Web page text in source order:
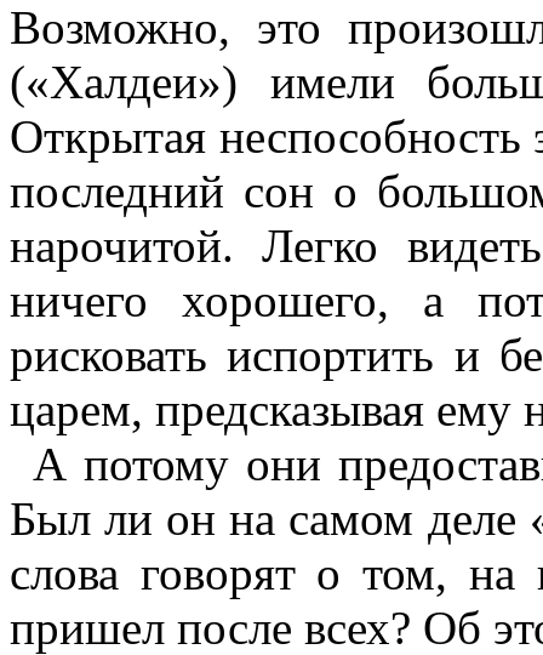
Возможно, это
(«Халдеи») имели
Открытая неспособность
последний сон о
нарочитой. Легко
ничего хорошего, а
рисковать испортить и
царем, предсказывая ему
А потому они
Был ли он на самом деле
слова говорят о том,
пришел после всех? Об